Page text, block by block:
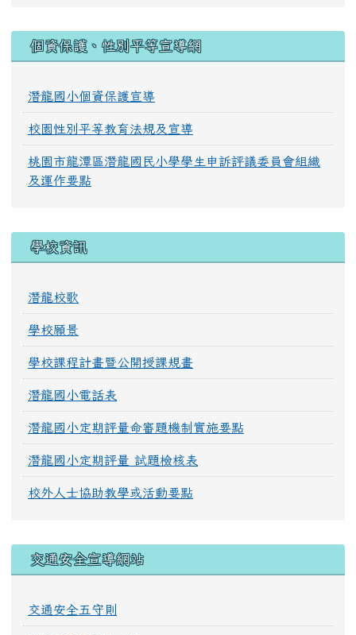
個資保護、性別平等宣導網
潛龍國小個資保護宣導
校園性別平等教育法規及宣導
桃園市龍潭區潛龍國民小學學生申訴評議委員會組織
及運作要點
學校資訊
潛龍校歌
學校願景
學校課程計畫暨公開授課規畫
潛龍國小電話表
潛龍國小定期評量命審題機制實施要點
潛龍國小定期評量 試題檢核表
校外人士協助教學或活動要點
交通安全宣導網站
交通安全五守則